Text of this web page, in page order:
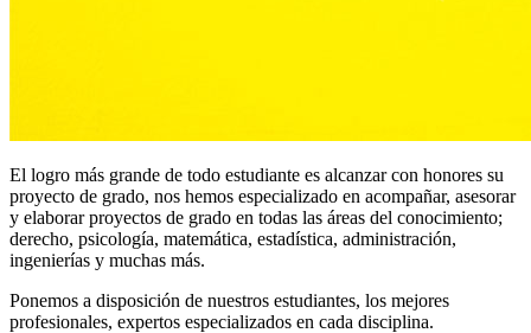
El logro más grande de todo estudiante es alcanzar con honores su
proyecto de grado, nos hemos especializado en acompañar, asesorar
y elaborar proyectos de grado en todas las áreas del conocimiento;
derecho, psicología, matemática, estadística, administración,
ingenierías y muchas más.
Ponemos a disposición de nuestros estudiantes, los mejores
profesionales, expertos especializados en cada disciplina.